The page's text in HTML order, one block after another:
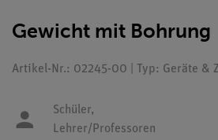
Gewicht mit Bohrung
Artikel-Nr.: 02245-00 | Typ: Geräte &
Schüler,
Lehrer/Professoren